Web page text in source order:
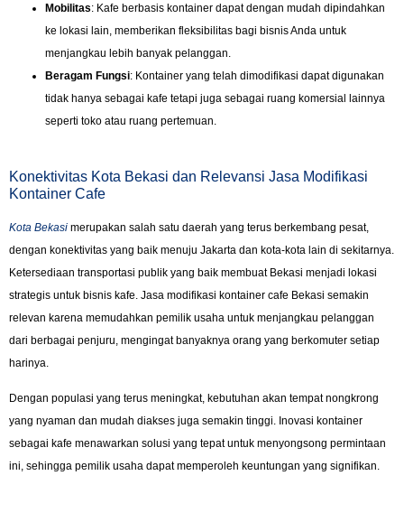
Mobilitas: Kafe berbasis kontainer dapat dengan mudah dipindahkan
ke lokasi lain, memberikan fleksibilitas bagi bisnis Anda untuk
menjangkau lebih banyak pelanggan.
Beragam Fungsi: Kontainer yang telah dimodifikasi dapat digunakan
tidak hanya sebagai kafe tetapi juga sebagai ruang komersial lainnya
seperti toko atau ruang pertemuan.
Konektivitas Kota Bekasi dan Relevansi Jasa Modifikasi
Kontainer Cafe
Kota Bekasi merupakan salah satu daerah yang terus berkembang pesat,
dengan konektivitas yang baik menuju Jakarta dan kota-kota lain di sekitarnya.
Ketersediaan transportasi publik yang baik membuat Bekasi menjadi lokasi
strategis untuk bisnis kafe. Jasa modifikasi kontainer cafe Bekasi semakin
relevan karena memudahkan pemilik usaha untuk menjangkau pelanggan
dari berbagai penjuru, mengingat banyaknya orang yang berkomuter setiap
harinya.
Dengan populasi yang terus meningkat, kebutuhan akan tempat nongkrong
yang nyaman dan mudah diakses juga semakin tinggi. Inovasi kontainer
sebagai kafe menawarkan solusi yang tepat untuk menyongsong permintaan
ini, sehingga pemilik usaha dapat memperoleh keuntungan yang signifikan.